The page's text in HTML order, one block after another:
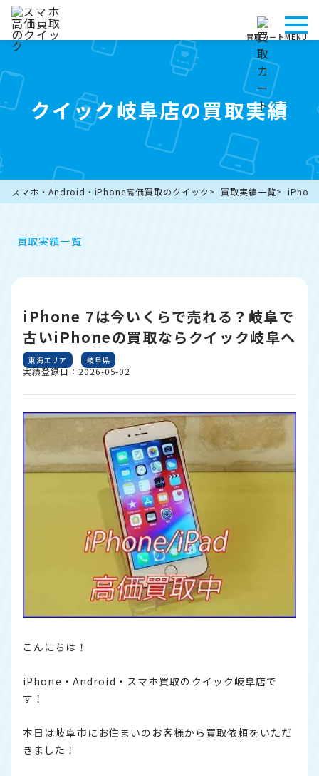
買取カートMENU
クイック岐阜店の買取実績
スマホ・Android・iPhone高価買取のクイック 買取実績一覧
買取実績一覧
iPhone 7は今いくらで売れる？岐阜で
古いiPhoneの買取ならクイック岐阜へ
東海エリア 岐阜県
実績登録日：2026-05-02
こんにちは！
iPhone・Android・スマホ買取のクイック岐阜店で
す！
本日は岐阜市にお住まいのお客様から買取依頼をいただ
きました！